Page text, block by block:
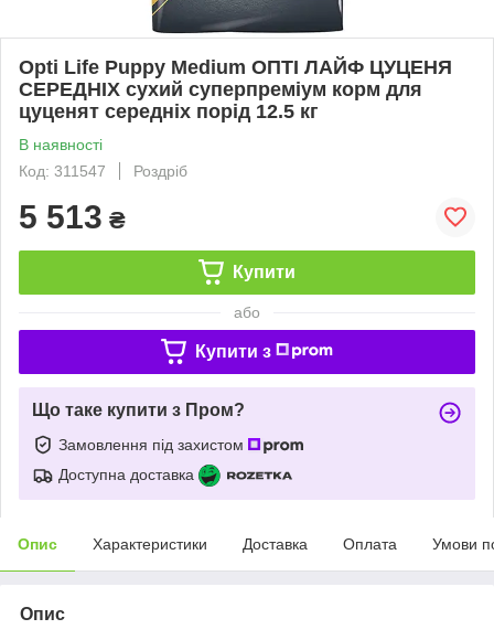
Opti Life Puppy Medium ОПТІ ЛАЙФ ЦУЦЕНЯ
СЕРЕДНІХ сухий суперпреміум корм для
цуценят середніх порід 12.5 кг
В наявності
Код: 311547
Роздріб
5 513 ₴
Купити
або
Купити з
Що таке купити з Пром?
Замовлення під захистом
Доступна доставка
Опис Характеристики Доставка Оплата Умови
Опис